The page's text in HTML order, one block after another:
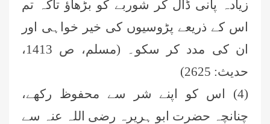
زیادہ پانی ڈال کر شوربے کو بڑھاؤ تاکہ تم
اس کے ذریعے پڑوسیوں کی خیر خواہی اور
ان کی مدد کر سکو۔ (مسلم، ص 1413،
حدیث: 2625)
(4) اس کو اپنے شر سے محفوظ رکھے،
چنانچہ حضرت ابو ہریرہ رضی اللہ عنہ سے